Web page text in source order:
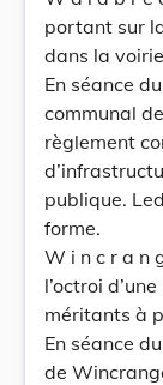
portant sur
dans la
En séance
communal
règlement
publique.
forme.
W i n c r a n
l’octroi
méritants à
En séance
de